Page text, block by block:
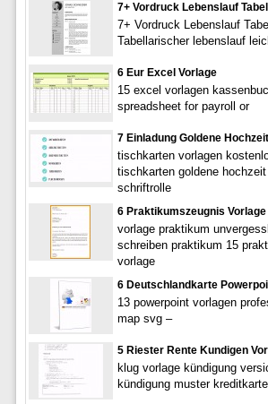
7+ Vordruck Lebenslauf
7+ Vordruck Lebenslauf
Tabellarischer lebenslauf
6 Eur Excel Vorlage
15 excel vorlagen
spreadsheet for payroll or
7 Einladung Goldene
tischkarten vorlagen
tischkarten goldene
schriftrolle
6 Praktikumszeugnis
vorlage praktikum
schreiben praktikum 15
vorlage
6 Deutschlandkarte
13 powerpoint vorlagen
map svg –
5 Riester Rente Kundigen
klug vorlage kündigung
kündigung muster